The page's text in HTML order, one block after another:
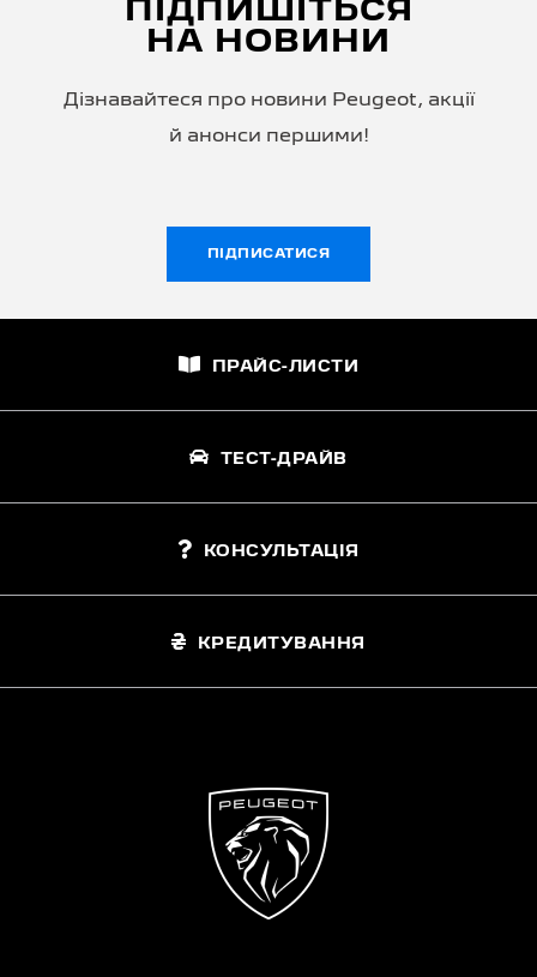
ПІДПИШІТЬСЯ
НА НОВИНИ
Дізнавайтеся про новини Peugeot, акції
й анонси першими!
ПІДПИСАТИСЯ
ПРАЙС-ЛИСТИ
ТЕСТ-ДРАЙВ
КОНСУЛЬТАЦІЯ
КРЕДИТУВАННЯ